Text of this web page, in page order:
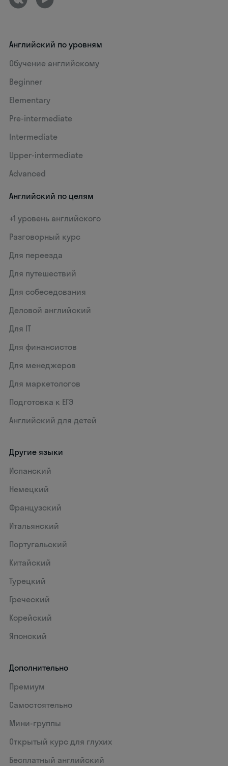
Английский по уровням
Обучение английскому
Beginner
Elementary
Pre-intermediate
Intermediate
Upper-intermediate
Advanced
Английский по целям
+1 уровень английского
Разговорный курс
Для переезда
Для путешествий
Для собеседования
Деловой английский
Для IT
Для финансистов
Для менеджеров
Для маркетологов
Подготовка к ЕГЭ
Английский для детей
Другие языки
Испанский
Немецкий
Французский
Итальянский
Португальский
Китайский
Турецкий
Греческий
Корейский
Японский
Дополнительно
Премиум
Самостоятельно
Мини-группы
Открытый курс для глухих
Бесплатный английский